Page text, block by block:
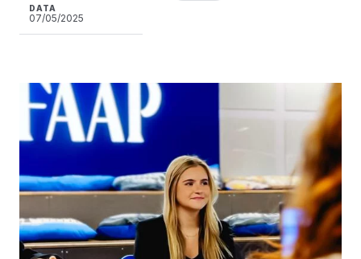
DATA
07/05/2025